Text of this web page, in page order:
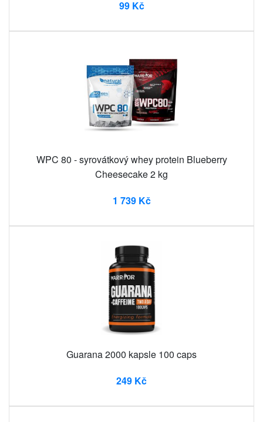
99 Kč
WPC 80 - syrovátkový whey protein Blueberry
Cheesecake 2 kg
1 739 Kč
Guarana 2000 kapsle 100 caps
249 Kč